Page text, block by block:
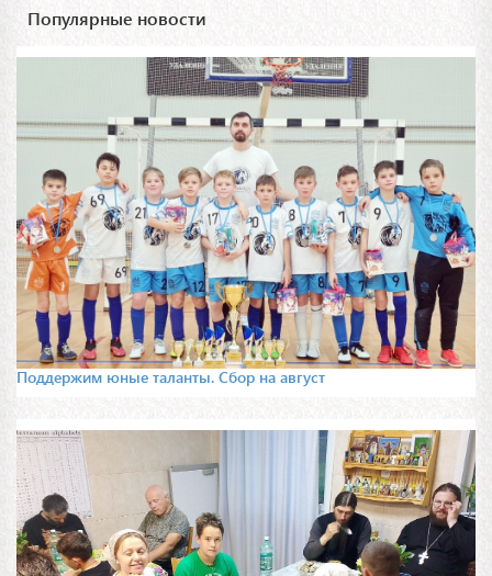
Популярные новости
Поддержим юные таланты. Сбор на август